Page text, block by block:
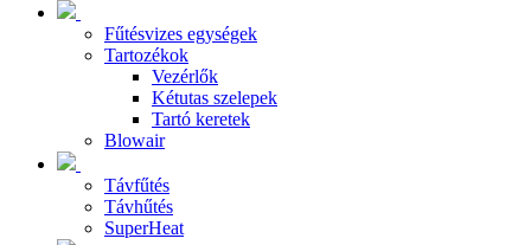
Fűtésvizes egységek
Tartozékok
Vezérlők
Kétutas szelepek
Tartó keretek
Blowair
Távfűtés
Távhűtés
SuperHeat